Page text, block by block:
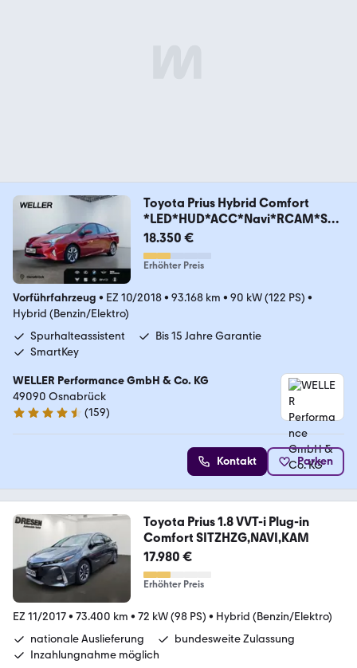
Toyota Prius Hybrid Comfort
*LED*HUD*ACC*Navi*RCAM*SHZ
*
18.350 €
Erhöhter Preis
Vorführfahrzeug • EZ 10/2018• 93.168 km • 90 kW (122 PS) •
Hybrid (Benzin/Elektro)
Spurhalteassistent
Bis 15 Jahre Garantie
SmartKey
WELLER Performance GmbH & Co. KG
49090 Osnabrück
4.5 Sterne
(159)
Kontakt Parken
Toyota Prius 1.8 VVT-i Plug-in
Comfort SITZHZG,NAVI,KAM
17.980 €
Erhöhter Preis
EZ 11/2017• 73.400 km • 72 kW (98 PS) • Hybrid (Benzin/Elektro)
nationale Auslieferung
bundesweite Zulassung
Inzahlungnahme möglich